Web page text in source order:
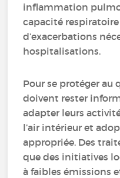
inflammation
capacité
d’exacerbations
hospitalisations.
Pour se protéger
doivent rester
adapter leurs
l’air intérieur et
appropriée. Des
que des initiatives
à faibles émissions